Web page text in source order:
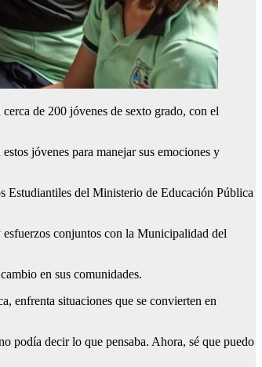
de 200 jóvenes de sexto grado, con el
jóvenes para manejar sus emociones y
Estudiantiles del Ministerio de Educación Pública
conjuntos con la Municipalidad del
en sus comunidades.
enfrenta situaciones que se convierten en
podía decir lo que pensaba. Ahora, sé que puedo